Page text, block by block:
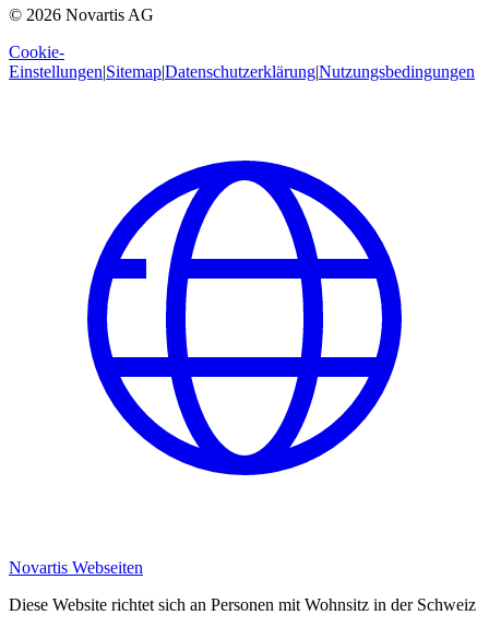
© 2026 Novartis AG
Cookie-
Einstellungen|Sitemap|Datenschutzerklärung|Nutzungsbedingungen
Novartis Webseiten
Diese Website richtet sich an Personen mit Wohnsitz in der Schweiz